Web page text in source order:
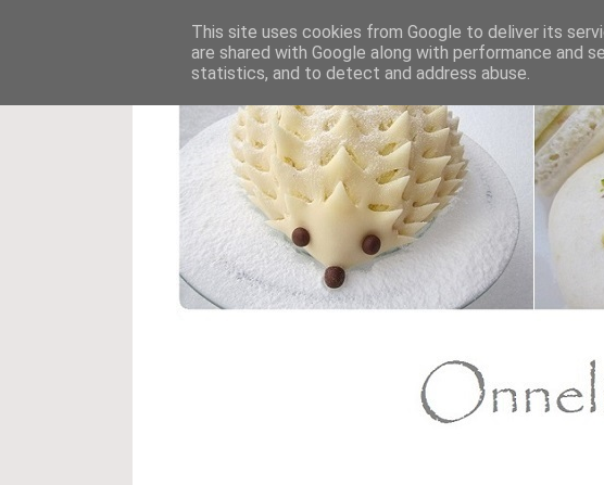
This site uses cookies from Google to deliver its
are shared with Google along with performance and
statistics, and to detect and address abuse.